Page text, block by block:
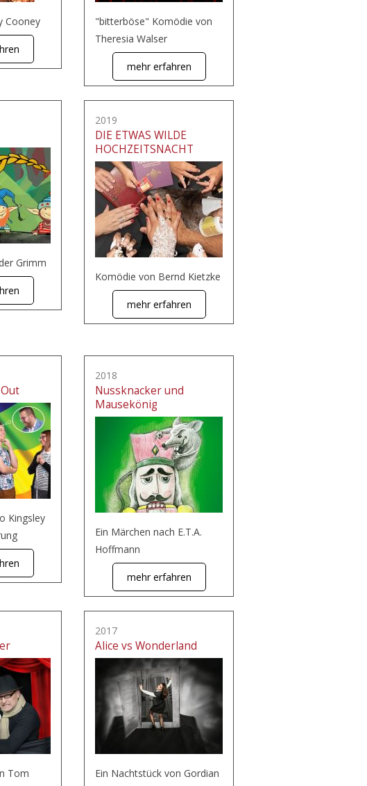
Cooney
"bitterböse" Komödie von
Theresia Walser
mehr erfahren
Grimm
2019
DIE ETWAS WILDE
HOCHZEITSNACHT
Komödie von Bernd Kietzke
mehr erfahren
Kingsley
2018
Nussknacker und
Mausekönig
Ein Märchen nach E.T.A.
Hoffmann
mehr erfahren
Tom
2017
Alice vs Wonderland
Ein Nachtstück von Gordian